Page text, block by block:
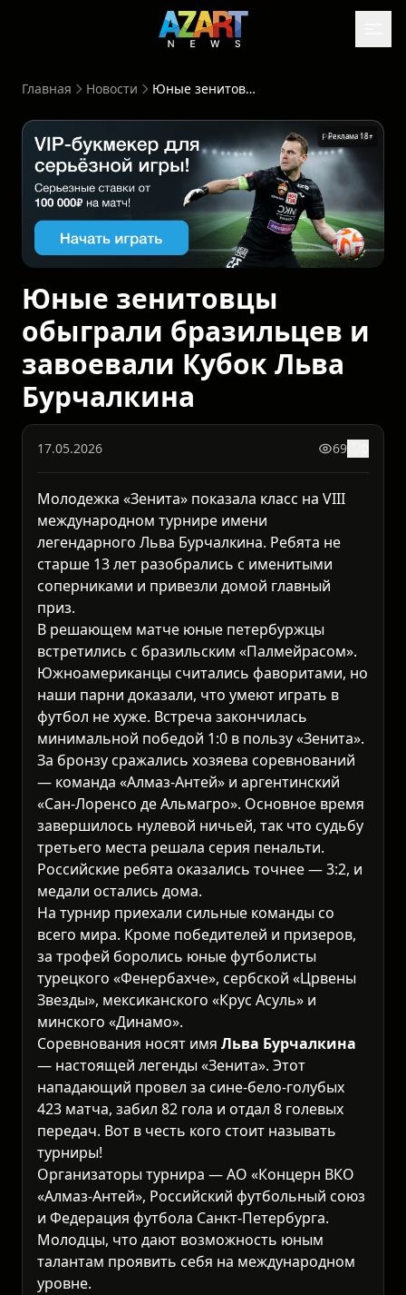
Главная Новости Юные зенитовцы обыграли бразильцев и завоевали Кубок Льва Бурчалкина
Реклама 18+
Юные зенитовцы
обыграли бразильцев и
завоевали Кубок Льва
Бурчалкина
17.05.2026 69
Молодежка «Зенита» показала класс на VIII
международном турнире имени
легендарного Льва Бурчалкина. Ребята не
старше 13 лет разобрались с именитыми
соперниками и привезли домой главный
приз.
В решающем матче юные петербуржцы
встретились с бразильским «Палмейрасом».
Южноамериканцы считались фаворитами, но
наши парни доказали, что умеют играть в
футбол не хуже. Встреча закончилась
минимальной победой 1:0 в пользу «Зенита».
За бронзу сражались хозяева соревнований
— команда «Алмаз-Антей» и аргентинский
«Сан-Лоренсо де Альмагро». Основное время
завершилось нулевой ничьей, так что судьбу
третьего места решала серия пенальти.
Российские ребята оказались точнее — 3:2, и
медали остались дома.
На турнир приехали сильные команды со
всего мира. Кроме победителей и призеров,
за трофей боролись юные футболисты
турецкого «Фенербахче», сербской «Црвены
Звезды», мексиканского «Крус Асуль» и
минского «Динамо».
Соревнования носят имя Льва Бурчалкина
— настоящей легенды «Зенита». Этот
нападающий провел за сине-бело-голубых
423 матча, забил 82 гола и отдал 8 голевых
передач. Вот в честь кого стоит называть
турниры!
Организаторы турнира — АО «Концерн ВКО
«Алмаз-Антей», Российский футбольный союз
и Федерация футбола Санкт-Петербурга.
Молодцы, что дают возможность юным
талантам проявить себя на международном
уровне.